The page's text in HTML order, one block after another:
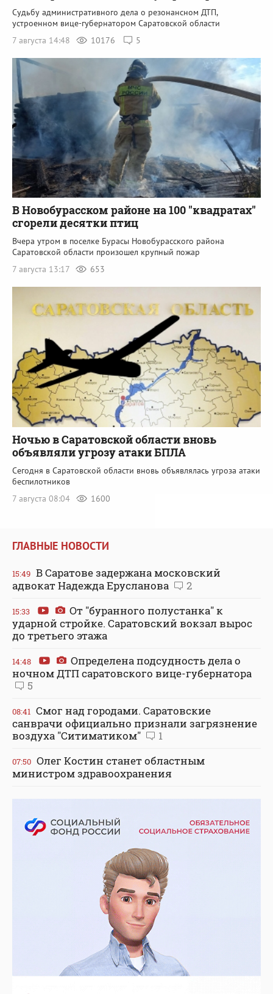
Судьбу административного дела о резонансном ДТП,
устроенном вице-губернатором Саратовской области
7 августа 14:48
10176 5
В Новобурасском районе на 100 "квадратах"
сгорели десятки птиц
Вчера утром в поселке Бурасы Новобурасского района
Саратовской области произошел крупный пожар
7 августа 13:17
653
Ночью в Саратовской области вновь
объявляли угрозу атаки БПЛА
Сегодня в Саратовской области вновь объявлялась угроза атаки
беспилотников
7 августа 08:04
1600
ГЛАВНЫЕ НОВОСТИ
15:49 В Саратове задержана московский
адвокат Надежда Ерусланова
2
15:33
От "буранного полустанка" к
ударной стройке. Саратовский вокзал вырос
до третьего этажа
14:48
Определена подсудность дела о
ночном ДТП саратовского вице-губернатора
5
08:41 Смог над городами. Саратовские
санврачи официально признали загрязнение
воздуха "Ситиматиком"
1
07:50 Олег Костин станет областным
министром здравоохранения